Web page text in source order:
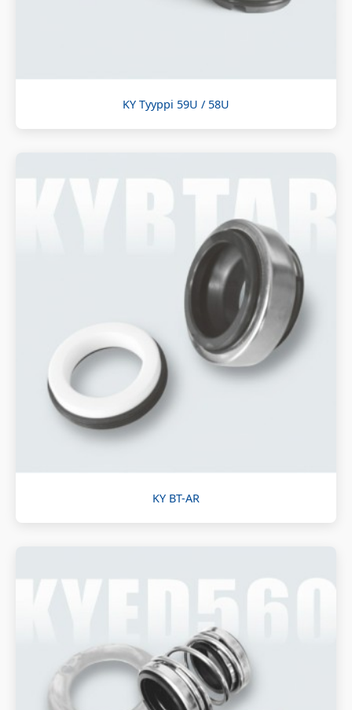
KY Tyyppi 59U / 58U
KY BT-AR